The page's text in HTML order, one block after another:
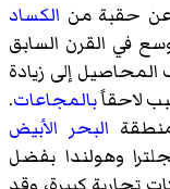
عن حقبة من الكساد
في القرن السابق
إلى زيادة
لاحقاًبالمجاعات.
البحر الأبيض
وهولندا بفضل